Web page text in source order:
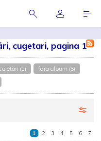
cugetari, pagina 1
(1)
fara album (5)
1 2 3 4 5 6 7